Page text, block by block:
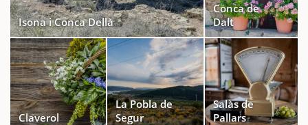
Isona i Conca Dellà
Conca de
Dalt
Claverol
La Pobla de
Segur
Salàs de
Pallars